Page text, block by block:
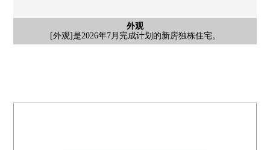
外观
[外观]是2026年7月完成计划的新房独栋住宅。
外观
[外观]有停车位3台分(出自车型的)。
含有前面道路的外观
[前面道路]为前面道路约7.6m，车的进出顺利完成。
大府市立吉田小学(约2200m)
大府市立大府南中学校(约1000m)